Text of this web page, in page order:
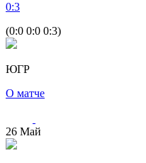
0:3
(0:0 0:0 0:3)
ЮГР
О матче
26 Май